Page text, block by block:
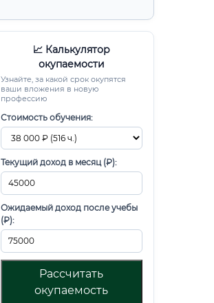
📈 Калькулятор
окупаемости
Узнайте, за какой срок окупятся
ваши вложения в новую
профессию
Стоимость обучения:
Текущий доход в месяц (₽):
Ожидаемый доход после учебы
(₽):
Рассчитать
окупаемость